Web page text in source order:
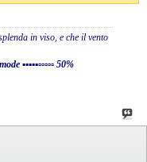
in viso, e che il vento
▪▪▪▪▪▫▫▫▫▫ 50%